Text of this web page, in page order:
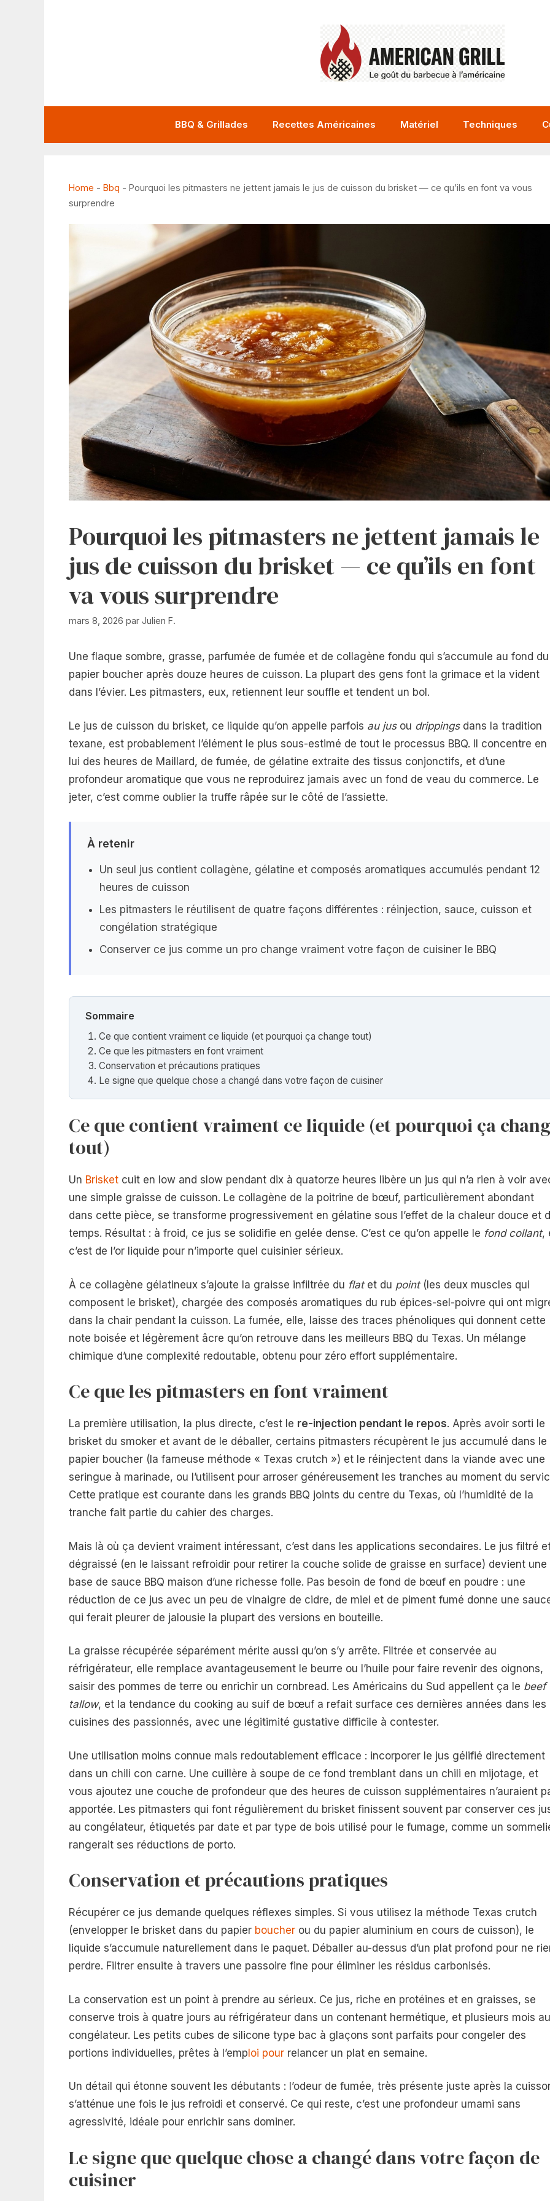
BBQ & Grillades Recettes Américaines Matériel Techniques
Home - Bbq - Pourquoi les pitmasters ne jettent jamais le jus de cuisson du brisket — ce qu’ils en font va vous
surprendre
Pourquoi les pitmasters ne jettent jamais le
jus de cuisson du brisket — ce qu’ils en font
va vous surprendre
mars 8, 2026 par Julien F.
Une flaque sombre, grasse, parfumée de fumée et de collagène fondu qui s’accumule au fond du
papier boucher après douze heures de cuisson. La plupart des gens font la grimace et la vident
dans l’évier. Les pitmasters, eux, retiennent leur souffle et tendent un bol.
Le jus de cuisson du brisket, ce liquide qu’on appelle parfois au jusou drippingsdans la tradition
texane, est probablement l’élément le plus sous-estimé de tout le processus BBQ. Il concentre en
lui des heures de Maillard, de fumée, de gélatine extraite des tissus conjonctifs, et d’une
profondeur aromatique que vous ne reproduirez jamais avec un fond de veau du commerce. Le
jeter, c’est comme oublier la truffe râpée sur le côté de l’assiette.
À retenir
Un seul jus contient collagène, gélatine et composés aromatiques accumulés pendant 12
heures de cuisson
Les pitmasters le réutilisent de quatre façons différentes : réinjection, sauce, cuisson et
congélation stratégique
Conserver ce jus comme un pro change vraiment votre façon de cuisiner le BBQ
Sommaire
Ce que contient vraiment ce liquide (et pourquoi ça change tout)
Ce que les pitmasters en font vraiment
Conservation et précautions pratiques
Le signe que quelque chose a changé dans votre façon de cuisiner
Ce que contient vraiment ce liquide (et pourquoi ça
tout)
Un Brisket cuit en low and slow pendant dix à quatorze heures libère un jus qui n’a rien à voir
une simple graisse de cuisson. Le collagène de la poitrine de bœuf, particulièrement abondant
dans cette pièce, se transforme progressivement en gélatine sous l’effet de la chaleur douce et
temps. Résultat : à froid, ce jus se solidifie en gelée dense. C’est ce qu’on appelle le fond collant,
c’est de l’or liquide pour n’importe quel cuisinier sérieux.
À ce collagène gélatineux s’ajoute la graisse infiltrée du flatet du point(les deux muscles qui
composent le brisket), chargée des composés aromatiques du rub épices-sel-poivre qui ont
dans la chair pendant la cuisson. La fumée, elle, laisse des traces phénoliques qui donnent cette
note boisée et légèrement âcre qu’on retrouve dans les meilleurs BBQ du Texas. Un mélange
chimique d’une complexité redoutable, obtenu pour zéro effort supplémentaire.
Ce que les pitmasters en font vraiment
La première utilisation, la plus directe, c’est le re-injection pendant le repos. Après avoir sorti le
brisket du smoker et avant de le déballer, certains pitmasters récupèrent le jus accumulé dans le
papier boucher (la fameuse méthode « Texas crutch ») et le réinjectent dans la viande avec une
seringue à marinade, ou l’utilisent pour arroser généreusement les tranches au moment du
Cette pratique est courante dans les grands BBQ joints du centre du Texas, où l’humidité de la
tranche fait partie du cahier des charges.
Mais là où ça devient vraiment intéressant, c’est dans les applications secondaires. Le jus filtré
dégraissé (en le laissant refroidir pour retirer la couche solide de graisse en surface) devient une
base de sauce BBQ maison d’une richesse folle. Pas besoin de fond de bœuf en poudre : une
réduction de ce jus avec un peu de vinaigre de cidre, de miel et de piment fumé donne une
qui ferait pleurer de jalousie la plupart des versions en bouteille.
La graisse récupérée séparément mérite aussi qu’on s’y arrête. Filtrée et conservée au
réfrigérateur, elle remplace avantageusement le beurre ou l’huile pour faire revenir des oignons,
saisir des pommes de terre ou enrichir un cornbread. Les Américains du Sud appellent ça le beef
tallow, et la tendance du cooking au suif de bœuf a refait surface ces dernières années dans les
cuisines des passionnés, avec une légitimité gustative difficile à contester.
Une utilisation moins connue mais redoutablement efficace : incorporer le jus gélifié directement
dans un chili con carne. Une cuillère à soupe de ce fond tremblant dans un chili en mijotage, et
vous ajoutez une couche de profondeur que des heures de cuisson supplémentaires n’auraient
apportée. Les pitmasters qui font régulièrement du brisket finissent souvent par conserver ces
au congélateur, étiquetés par date et par type de bois utilisé pour le fumage, comme un
rangerait ses réductions de porto.
Conservation et précautions pratiques
Récupérer ce jus demande quelques réflexes simples. Si vous utilisez la méthode Texas crutch
(envelopper le brisket dans du papier boucher ou du papier aluminium en cours de cuisson), le
liquide s’accumule naturellement dans le paquet. Déballer au-dessus d’un plat profond pour ne
perdre. Filtrer ensuite à travers une passoire fine pour éliminer les résidus carbonisés.
La conservation est un point à prendre au sérieux. Ce jus, riche en protéines et en graisses, se
conserve trois à quatre jours au réfrigérateur dans un contenant hermétique, et plusieurs mois au
congélateur. Les petits cubes de silicone type bac à glaçons sont parfaits pour congeler des
portions individuelles, prêtes à l’emploi pour relancer un plat en semaine.
Un détail qui étonne souvent les débutants : l’odeur de fumée, très présente juste après la
s’atténue une fois le jus refroidi et conservé. Ce qui reste, c’est une profondeur umami sans
agressivité, idéale pour enrichir sans dominer.
Le signe que quelque chose a changé dans votre façon de
cuisiner